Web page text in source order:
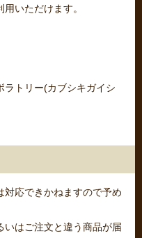
いただけます。
トリー(カブシキガイシ
対応できかねますので予め
いはご注文と違う商品が届